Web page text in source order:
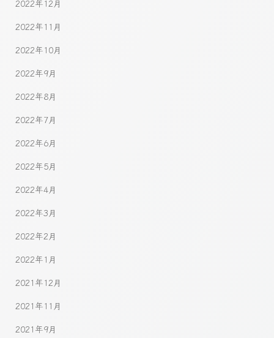
2022年12月
2022年11月
2022年10月
2022年9月
2022年8月
2022年7月
2022年6月
2022年5月
2022年4月
2022年3月
2022年2月
2022年1月
2021年12月
2021年11月
2021年9月